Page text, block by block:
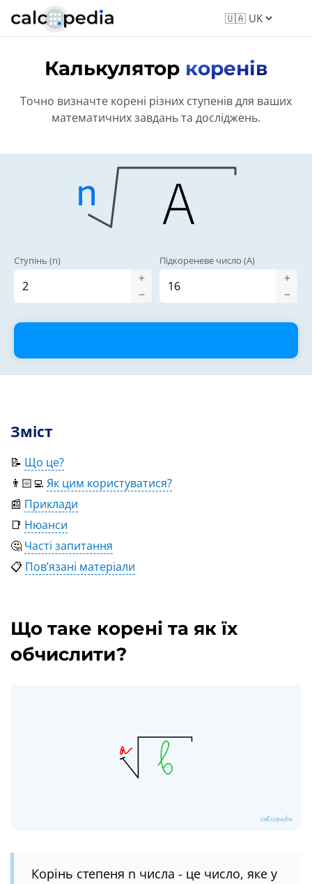
Калькулятор коренів
Точно визначте корені різних ступенів для ваших
математичних завдань та досліджень.
Ступінь (n) Підкореневе число (A)
Зміст
📝 Що це?
👨🏻‍💻 Як цим користуватися?
📰 Приклади
📑 Нюанси
🤔 Часті запитання
📋 Пов’язані матеріали
Що таке корені та як їх
обчислити?
Корінь степеня n числа - це число, яке у